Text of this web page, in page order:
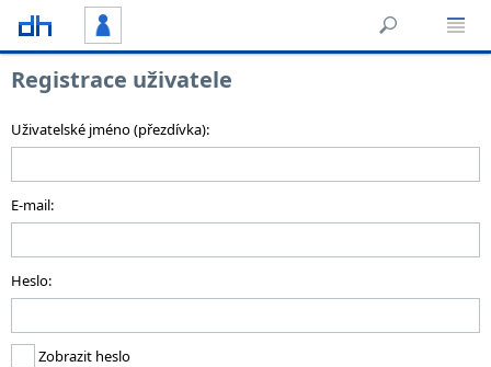
Registrace uživatele
Uživatelské jméno (přezdívka):
E-mail:
Heslo:
Zobrazit heslo